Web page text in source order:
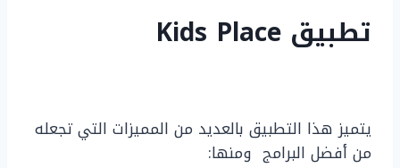
تطبيق Kids Place
يتميز هذا التطبيق بالعديد من المميزات التي تجعله
من أفضل البرامج ومنها: